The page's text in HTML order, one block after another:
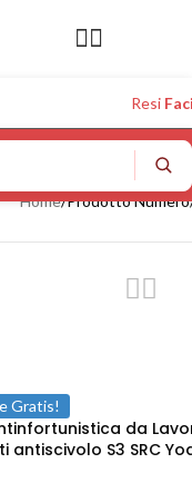
Resi
Home/Prodotto Numero
Gratis!
da
antiscivolo S3 SRC